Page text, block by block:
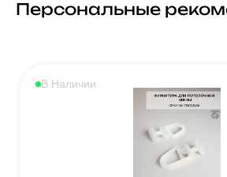
Персональные
В Наличии